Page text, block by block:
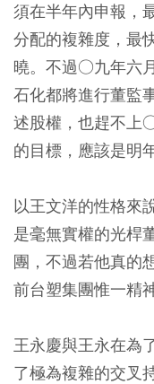
須在半年內申報，
分配的複雜度，最
曉。不過○九年六
石化都將進行董監
述股權，也趕不上
的目標，應該是明
以王文洋的性格來
是毫無實權的光桿
團，不過若他真的
前台塑集團惟一精
王永慶與王永在為
了極為複雜的交叉